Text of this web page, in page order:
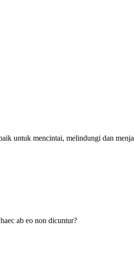
untuk mencintai, melindungi dan
ab eo non dicuntur?